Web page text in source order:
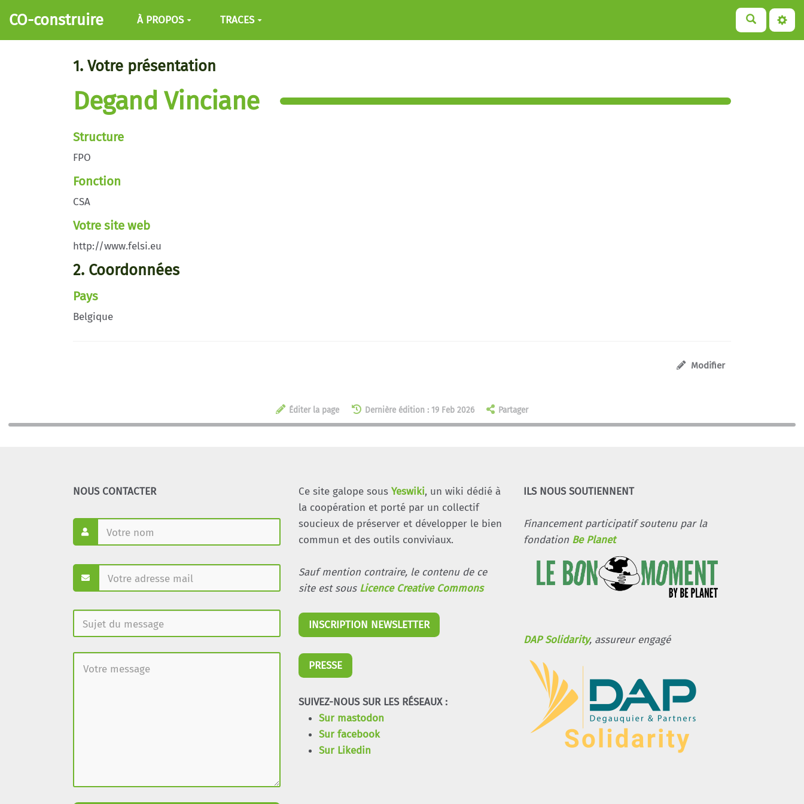
Aller au contenu principal
CO-construire À PROPOS TRACES
1. Votre présentation
Degand Vinciane
Structure
FPO
Fonction
CSA
Votre site web
http://www.felsi.eu
2. Coordonnées
Pays
Belgique
Modifier
Éditer la page Dernière édition : 19 Feb 2026 Partager
NOUS CONTACTER Ce site galope sous Yeswiki, un wiki dédié à
la coopération et porté par un collectif
soucieux de préserver et développer le bien
commun et des outils conviviaux.
Sauf mention contraire, le contenu de ce
site est sous Licence Creative Commons
INSCRIPTION NEWSLETTER
PRESSE
SUIVEZ-NOUS SUR LES RÉSEAUX :
Sur mastodon
Sur facebook
Sur Likedin
ILS NOUS SOUTIENNENT
Financement participatif soutenu par la
fondation Be Planet
DAP Solidarity, assureur engagé